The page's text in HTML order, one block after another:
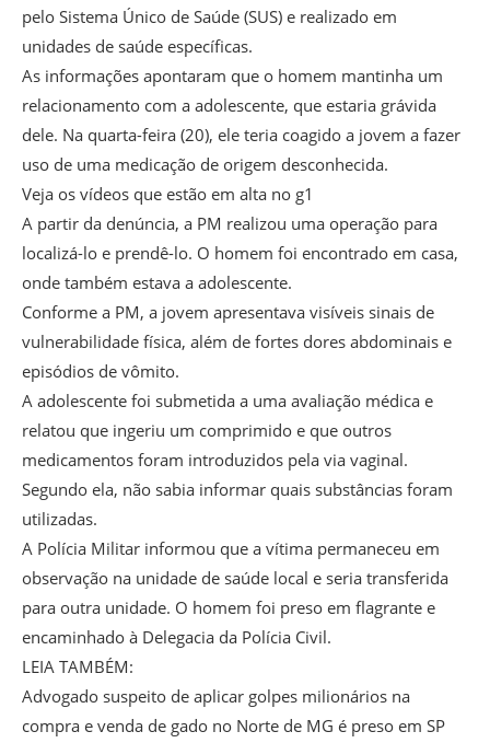
pelo Sistema Único de Saúde (SUS) e realizado em
unidades de saúde específicas.
As informações apontaram que o homem mantinha um
relacionamento com a adolescente, que estaria grávida
dele. Na quarta-feira (20), ele teria coagido a jovem a fazer
uso de uma medicação de origem desconhecida.
Veja os vídeos que estão em alta no g1
A partir da denúncia, a PM realizou uma operação para
localizá-lo e prendê-lo. O homem foi encontrado em casa,
onde também estava a adolescente.
Conforme a PM, a jovem apresentava visíveis sinais de
vulnerabilidade física, além de fortes dores abdominais e
episódios de vômito.
A adolescente foi submetida a uma avaliação médica e
relatou que ingeriu um comprimido e que outros
medicamentos foram introduzidos pela via vaginal.
Segundo ela, não sabia informar quais substâncias foram
utilizadas.
A Polícia Militar informou que a vítima permaneceu em
observação na unidade de saúde local e seria transferida
para outra unidade. O homem foi preso em flagrante e
encaminhado à Delegacia da Polícia Civil.
LEIA TAMBÉM:
Advogado suspeito de aplicar golpes milionários na
compra e venda de gado no Norte de MG é preso em SP